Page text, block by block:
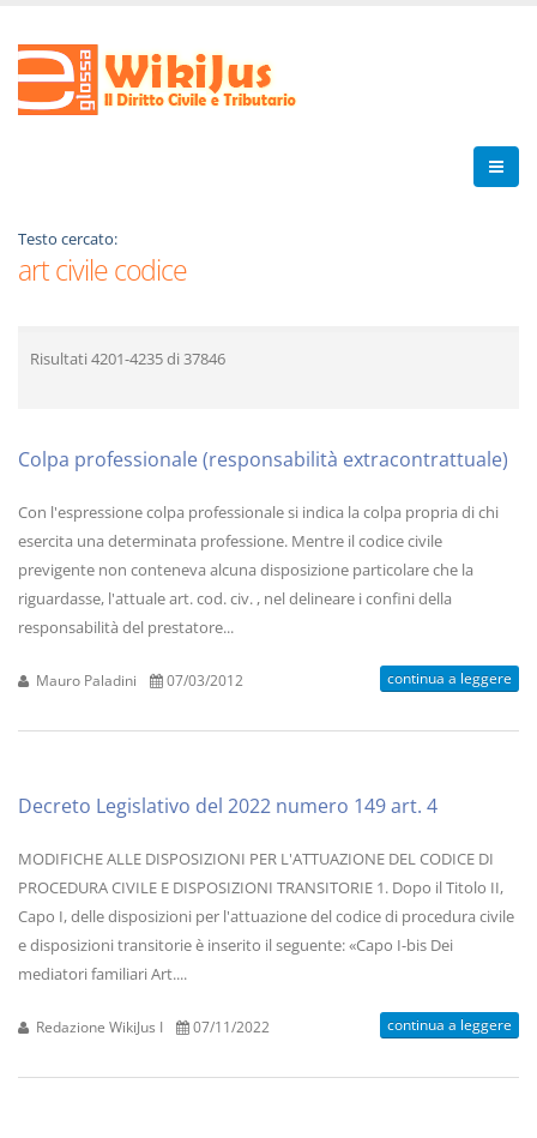
Testo cercato:
art civile codice
Risultati 4201-4235di 37846
Colpa professionale (responsabilità extracontrattuale)
Con l'espressione colpa professionale si indica la colpa propria di chi
esercita una determinata professione. Mentre il codice civile
previgente non conteneva alcuna disposizione particolare che la
riguardasse, l'attuale art. cod. civ. , nel delineare i confini della
responsabilità del prestatore...
Mauro Paladini 07/03/2012 continua a leggere
Decreto Legislativo del 2022 numero 149 art. 4
MODIFICHE ALLE DISPOSIZIONI PER L'ATTUAZIONE DEL CODICE DI
PROCEDURA CIVILE E DISPOSIZIONI TRANSITORIE 1. Dopo il Titolo II,
Capo I, delle disposizioni per l'attuazione del codice di procedura civile
e disposizioni transitorie è inserito il seguente: «Capo I-bis Dei
mediatori familiari Art....
Redazione WikiJus I 07/11/2022 continua a leggere